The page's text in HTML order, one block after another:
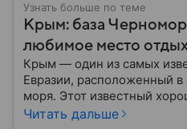
Узнать больше по теме
Крым: база
любимое место
Крым — один из самых
Евразии, расположенный
моря. Этот известный
красивой природой
Читать дальше